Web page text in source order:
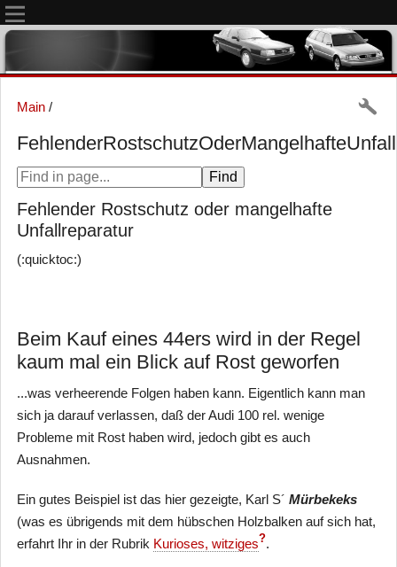
Main /
Fehlender Rostschutz oder mangelhafte
Unfallreparatur
(:quicktoc:)
Beim Kauf eines 44ers wird in der Regel
kaum mal ein Blick auf Rost geworfen
...was verheerende Folgen haben kann. Eigentlich kann man
sich ja darauf verlassen, daß der Audi 100 rel. wenige
Probleme mit Rost haben wird, jedoch gibt es auch
Ausnahmen.
Ein gutes Beispiel ist das hier gezeigte, Karl S´ Mürbekeks
(was es übrigends mit dem hübschen Holzbalken auf sich hat,
erfahrt Ihr in der Rubrik Kurioses, witziges?.